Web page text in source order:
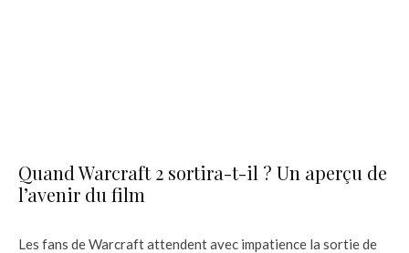
Quand Warcraft 2 sortira-t-il ? Un aperçu de
l’avenir du film
Les fans de Warcraft attendent avec impatience la sortie de